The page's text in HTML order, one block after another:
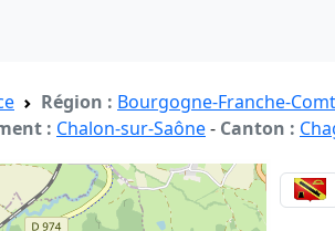
Région : Bourgogne-Franche-
: Chalon-sur-Saône- Canton :